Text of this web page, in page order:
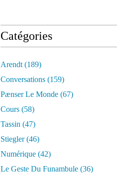
Catégories
Arendt (189)
Conversations (159)
Pænser Le Monde (67)
Cours (58)
Tassin (47)
Stiegler(46)
Numérique (42)
Le Geste Du Funambule (36)